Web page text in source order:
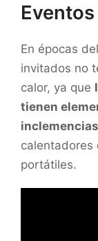
En épocas
invitados no
calor, ya que
tienen
calentadores
portátiles.